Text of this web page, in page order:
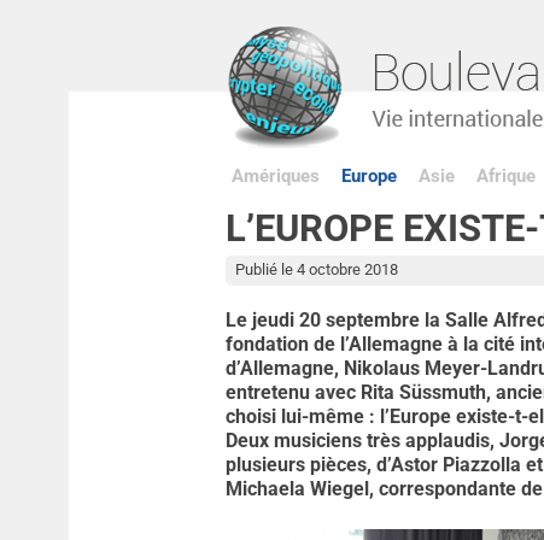
Amériques Europe Asie Afrique
L’EUROPE
Publié le 4 octobre 2018
Le jeudi 20 septembre la Salle
fondation de l’Allemagne à la cité
d’Allemagne, Nikolaus Meyer-
entretenu avec Rita Süssmuth,
choisi lui-même : l’Europe existe-t-
Deux musiciens très applaudis,
plusieurs pièces, d’Astor Piazzolla
Michaela Wiegel, correspondante